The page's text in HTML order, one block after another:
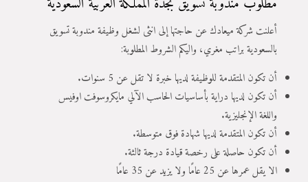
أعلنت شركة ميعادك عن حاجتها إلى انثى لشغل وظيفة مندوبة تسويق
بالسعودية براتب مغري، واليكم الشروط المطلوبة:
أن تكون المتقدمة للوظيفة لديها خبرة لا تقل عن 5 سنوات.
أن تكون لديها دراية بأساسيات الحاسب الآلي مايكروسوفت اوفيس
واللغة الإنجليزية.
أن تكون المتقدمة لديها شهادة فوق متوسطة.
أن تكون حاصلة على رخصة قيادة درجة ثالثة.
الا يقل عمرها عن 25 عامًا ولا يزيد عن 35 عامًا